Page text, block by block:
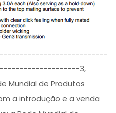
3,
Mundial de Produtos
a introdução e a venda